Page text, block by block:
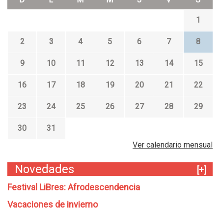
1
2 3 4 5 6 7 8
9 10 11 12 13 14 15
16 17 18 19 20 21 22
23 24 25 26 27 28 29
30
31
Ver calendario mensual
Novedades
[+]
Festival LiBres: Afrodescendencia
Vacaciones de invierno